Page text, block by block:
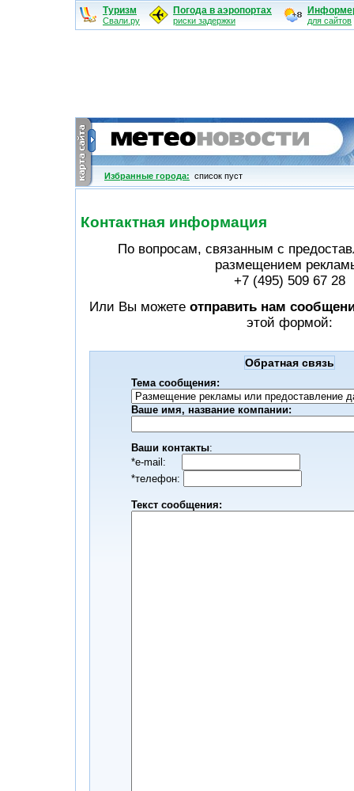
Туризм
Свали.ру
Погода в аэропортах
риски задержки для сайтов
Избранные города: cписок пуст
Контактная информация
По вопросам, связанным с
размещением
+7 (495) 509 67 28
Или Вы можете отправить нам
этой формой:
Обратная связь
Тема сообщения:
Ваше имя, название компании:
Ваши контакты:
*е-mail:
*телефон:
Текст сообщения: